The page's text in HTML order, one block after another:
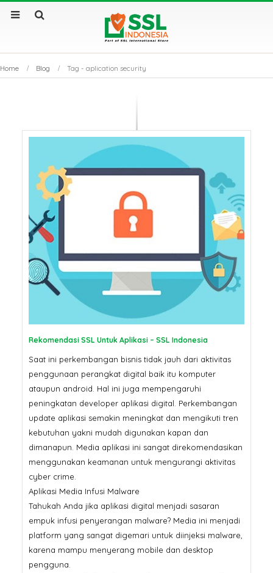
Home Blog Tag - aplication security
Rekomendasi SSL Untuk Aplikasi – SSL Indonesia
Saat ini perkembangan bisnis tidak jauh dari aktivitas
penggunaan perangkat digital baik itu komputer
ataupun android. Hal ini juga mempengaruhi
peningkatan developer aplikasi digital. Perkembangan
update aplikasi semakin meningkat dan mengikuti tren
kebutuhan yakni mudah digunakan kapan dan
dimanapun. Media aplikasi ini sangat direkomendasikan
menggunakan keamanan untuk mengurangi aktivitas
cyber crime.
Aplikasi Media Infusi Malware
Tahukah Anda jika aplikasi digital menjadi sasaran
empuk infusi penyerangan malware? Media ini menjadi
platform yang sangat digemari untuk diinjeksi malware,
karena mampu menyerang mobile dan desktop
pengguna.
Sertifikat SSL Masa
Berlaku Singkat: Dampak
dan Solusinya
Bisnis Anda Bisa Lumpuh
Tanpanya?
SSL Certificate: Mengapa
Harganya Berbeda? Ini
SSL Certificate
Apa Saja
Utamanya?
Kenapa
Sertifikat SSL
Tembus
Pertama Google di 2026?